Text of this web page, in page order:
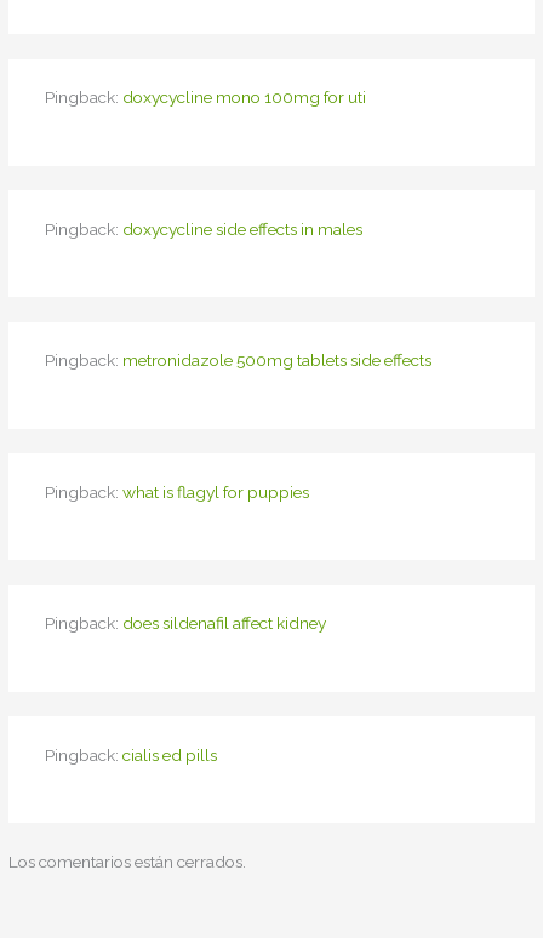
Pingback: doxycycline mono 100mg for uti
Pingback: doxycycline side effects in males
Pingback: metronidazole 500mg tablets side effects
Pingback: what is flagyl for puppies
Pingback: does sildenafil affect kidney
Pingback: cialis ed pills
Los comentarios están cerrados.